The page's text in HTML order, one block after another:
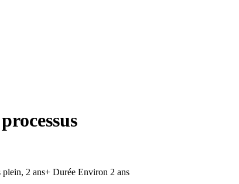
plein, 2 ans+ Durée Environ 2 ans